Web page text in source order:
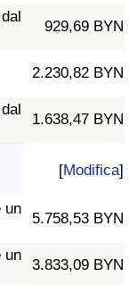
929,69 BYN
2.230,82 BYN
1.638,47 BYN
[Modifica]
un
5.758,53 BYN
un
3.833,09 BYN